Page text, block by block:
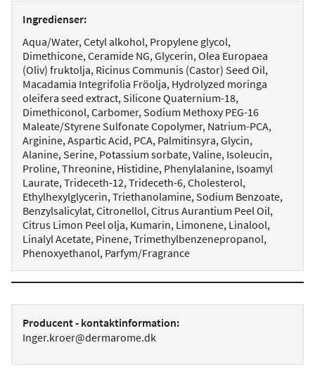
Ingredienser:
Aqua/Water, Cetyl alkohol, Propylene glycol,
Dimethicone, Ceramide NG, Glycerin, Olea Europaea
(Oliv) fruktolja, Ricinus Communis (Castor) Seed Oil,
Macadamia Integrifolia Fröolja, Hydrolyzed moringa
oleifera seed extract, Silicone Quaternium-18,
Dimethiconol, Carbomer, Sodium Methoxy PEG-16
Maleate/Styrene Sulfonate Copolymer, Natrium-PCA,
Arginine, Aspartic Acid, PCA, Palmitinsyra, Glycin,
Alanine, Serine, Potassium sorbate, Valine, Isoleucin,
Proline, Threonine, Histidine, Phenylalanine, Isoamyl
Laurate, Trideceth-12, Trideceth-6, Cholesterol,
Ethylhexylglycerin, Triethanolamine, Sodium Benzoate,
Benzylsalicylat, Citronellol, Citrus Aurantium Peel Oil,
Citrus Limon Peel olja, Kumarin, Limonene, Linalool,
Linalyl Acetate, Pinene, Trimethylbenzenepropanol,
Phenoxyethanol, Parfym/Fragrance
Producent - kontaktinformation:
Inger.kroer@dermarome.dk